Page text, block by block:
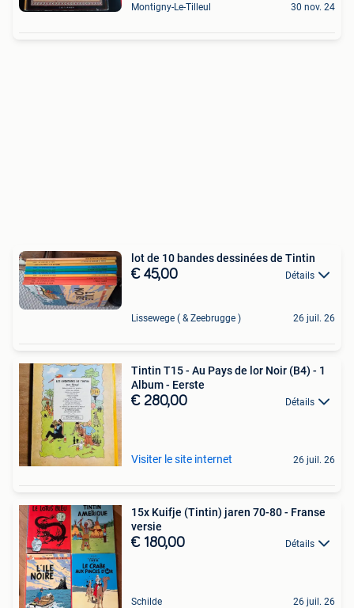
Montigny-Le-Tilleul 30 nov. 24
lot de 10 bandes dessinées de Tintin
€ 45,00 Détails
Lissewege ( & Zeebrugge ) 26 juil. 26
Tintin T15 - Au Pays de lor Noir (B4) - 1
Album - Eerste
€ 280,00 Détails
Visiter le site internet 26 juil. 26
15x Kuifje (Tintin) jaren 70-80 - Franse
versie
€ 180,00 Détails
Schilde 26 juil. 26